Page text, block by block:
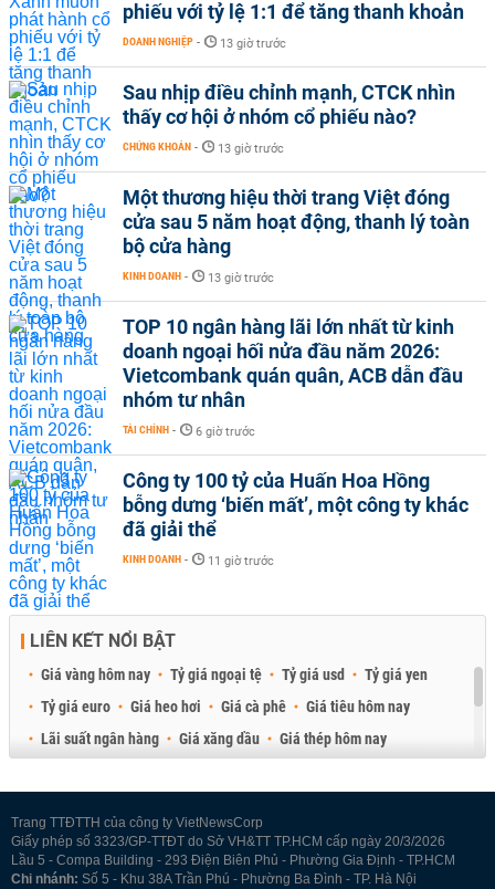
phiếu với tỷ lệ 1:1 để tăng thanh khoản
DOANH NGHIỆP - 13 giờ trước
Sau nhịp điều chỉnh mạnh, CTCK nhìn
thấy cơ hội ở nhóm cổ phiếu nào?
CHỨNG KHOÁN - 13 giờ trước
Một thương hiệu thời trang Việt đóng
cửa sau 5 năm hoạt động, thanh lý toàn
bộ cửa hàng
KINH DOANH - 13 giờ trước
TOP 10 ngân hàng lãi lớn nhất từ kinh
doanh ngoại hối nửa đầu năm 2026:
Vietcombank quán quân, ACB dẫn đầu
nhóm tư nhân
TÀI CHÍNH - 6 giờ trước
Công ty 100 tỷ của Huấn Hoa Hồng
bỗng dưng ‘biến mất’, một công ty khác
đã giải thể
KINH DOANH - 11 giờ trước
LIÊN KẾT NỔI BẬT
Giá vàng hôm nay Tỷ giá ngoại tệ Tỷ giá usd
Tỷ giá yen
Tỷ giá euro
Giá heo hơi Giá cà phê
Giá tiêu hôm nay
Lãi suất ngân hàng
Giá xăng dầu
Giá thép hôm nay
Trang TTĐTTH của công ty VietNewsCorp
Giấy phép số 3323/GP-TTĐT do Sở VH&TT TP.HCM cấp ngày 20/3/2026
Lầu 5 - Compa Building - 293 Điện Biên Phủ - Phường Gia Định - TP.HCM
Chi nhánh: Số 5 - Khu 38A Trần Phú - Phường Ba Đình - TP. Hà Nội